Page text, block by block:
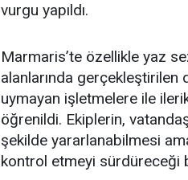
vurgu yapıldı.
Marmaris’te özellikle yaz
alanlarında
uymayan işletmelere ile
öğrenildi. Ekiplerin,
şekilde yararlanabilmesi
kontrol etmeyi sürdüreceği